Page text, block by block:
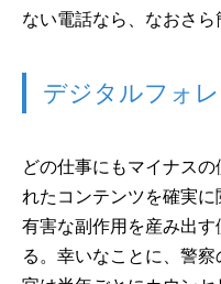
ない電話なら、なおさら
デジタルフォ
どの仕事にもマイナス
れたコンテンツを確実
有害な副作用を産み出
る。幸いなことに、警